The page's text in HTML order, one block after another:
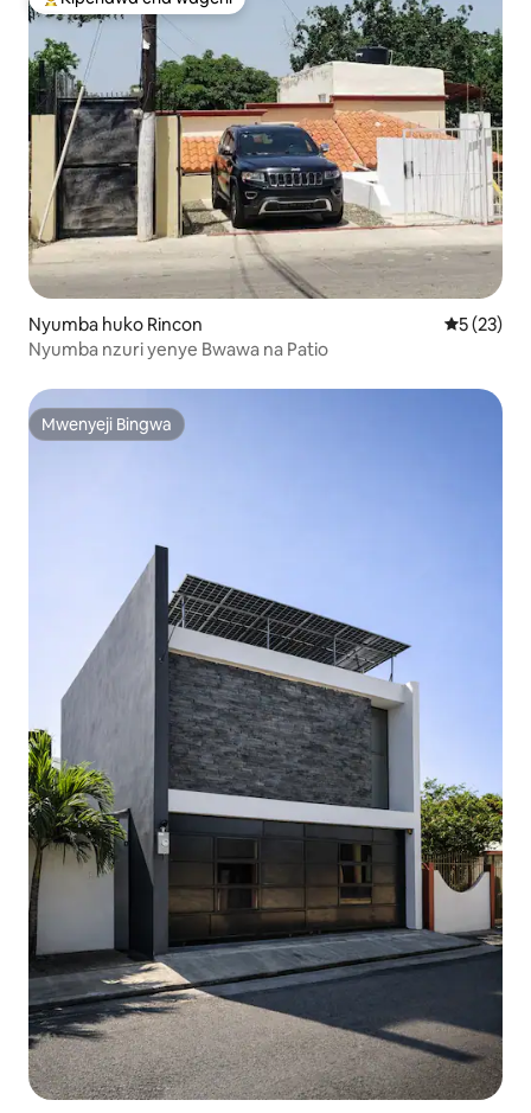
Kipendwa maarufu cha wageni
Nyumba huko Rincon Ukadiriaji
5 (23)
Nyumba nzuri yenye Bwawa na Patio
Mwenyeji Bingwa
Mwenyeji Bingwa